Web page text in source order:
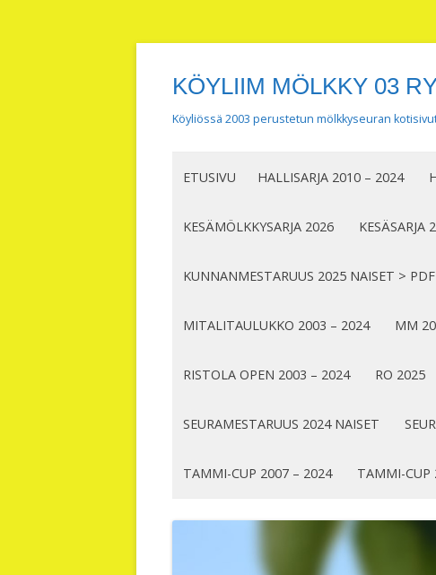
KÖYLIIM MÖLKKY 03
Köyliössä 2003 perustetun mölkkyseuran
ETUSIVU HALLISARJA 2010 – 2024
KESÄMÖLKKYSARJA 2026 KESÄSARJA
KUNNANMESTARUUS 2025 NAISET > PDF
MITALITAULUKKO 2003 – 2024 MM
RISTOLA OPEN 2003 – 2024 RO 2025
SEURAMESTARUUS 2024 NAISET
TAMMI-CUP 2007 – 2024 TAMMI-CUP